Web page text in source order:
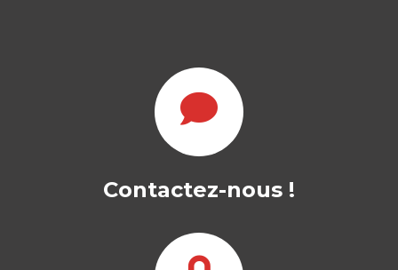
HYPERMONDIALIS
SOUVERAINETÉ
BORIS BERNABÉ|
Ouvrage labellisé FNEGE (2026),
catégorie « Ouvrage de Recherche
Contactez-nous !